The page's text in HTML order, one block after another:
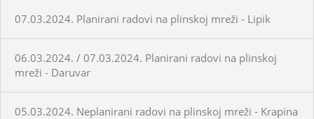
07.03.2024. Planirani radovi na plinskoj mreži - Lipik
06.03.2024. / 07.03.2024. Planirani radovi na plinskoj
mreži - Daruvar
05.03.2024. Neplanirani radovi na plinskoj mreži - Krapina